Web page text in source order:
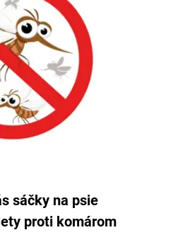
sáčky na psie
proti komárom